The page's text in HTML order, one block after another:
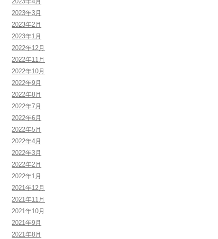
2023年3月
2023年2月
2023年1月
2022年12月
2022年11月
2022年10月
2022年9月
2022年8月
2022年7月
2022年6月
2022年5月
2022年4月
2022年3月
2022年2月
2022年1月
2021年12月
2021年11月
2021年10月
2021年9月
2021年8月